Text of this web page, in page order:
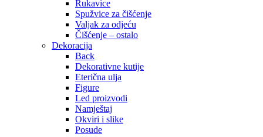
Rukavice
Spužvice za čišćenje
Valjak za odjeću
Čišćenje – ostalo
Dekoracija
Back
Dekorativne kutije
Eterična ulja
Figure
Led proizvodi
Namještaj
Okviri i slike
Posude